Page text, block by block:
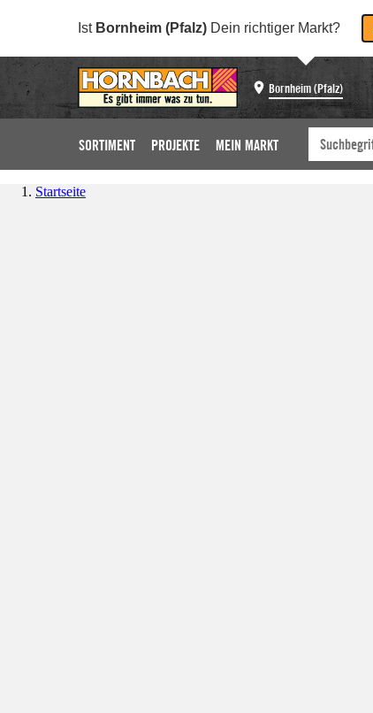
Ist Bornheim (Pfalz) Dein richtiger Markt?
Bornheim (Pfalz)
SORTIMENT PROJEKTE MEIN MARKT
Startseite